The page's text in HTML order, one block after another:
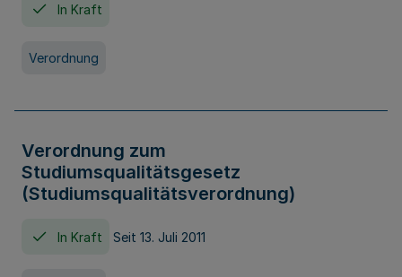
In Kraft
Verordnung
Verordnung zum
Studiumsqualitätsgesetz
(Studiumsqualitätsverordnung)
In Kraft Seit 13. Juli 2011